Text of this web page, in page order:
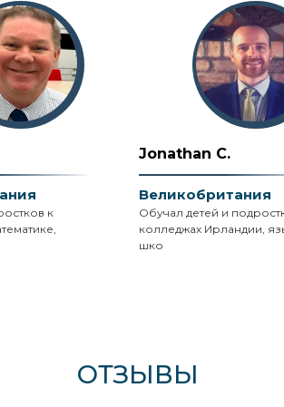
к
Jonathan C.
Великобритания
Обучал детей и
колледжах Ирландии,
шко
ОТЗЫВЫ